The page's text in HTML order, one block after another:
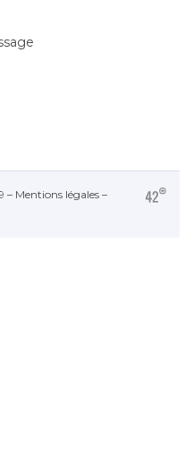
– Mentions légales –